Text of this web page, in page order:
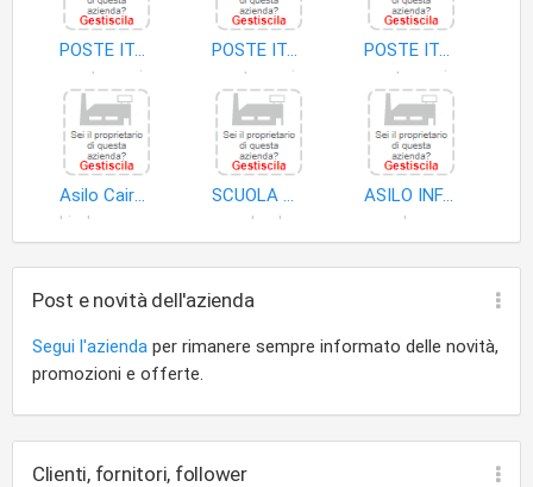
POSTE ITALIANE
POSTE ITALIANE-ENTE PUBBLICO ECONOMICO
POSTE ITALIANE SPA
Asilo Cairoli di Alu' Cinzia
SCUOLA MATERNA STATALE PONTEVECCHIO
ASILO INFANTILE MONUMENTO AI CADUTI PER LA PATRIA
Post e novità dell'azienda
Segui l'azienda per rimanere sempre informato delle novità,
promozioni e offerte.
Clienti, fornitori, follower